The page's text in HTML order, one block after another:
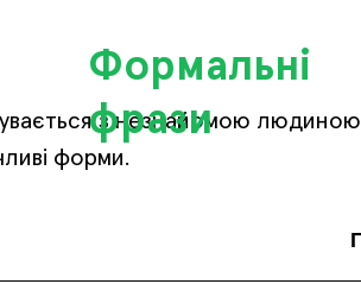
з незнайомою людиною
форми.
Формальні
фрази